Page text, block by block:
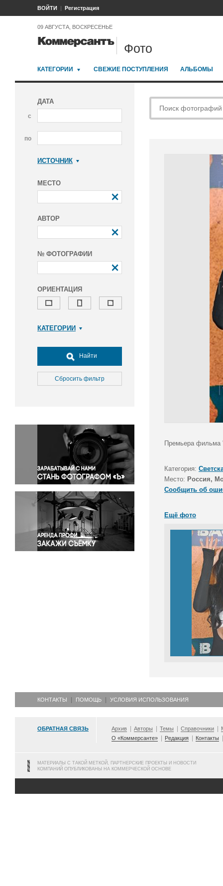
ВОЙТИ Регистрация
09 АВГУСТА, ВОСКРЕСЕНЬЕ
Фото
КАТЕГОРИИ СВЕЖИЕ ПОСТУПЛЕНИЯ АЛЬБОМЫ
ДАТА
с
по
ИСТОЧНИК
МЕСТО
АВТОР
№ ФОТОГРАФИИ
ОРИЕНТАЦИЯ
КАТЕГОРИИ
Досуг, туризм и отдых
Культура
Медицина
Окружающая среда
Политика
Правосудие
Происшествия и конфликты
Религия
Светская жизнь
Спорт
Экология
Экономика и бизнес
Найти
Сбросить фильтр
Премьера фильма
Категория:
Место: Россия,
Сообщить об
Ещё фото
КОНТАКТЫ ПОМОЩЬ УСЛОВИЯ ИСПОЛЬЗОВАНИЯ
ОБРАТНАЯ СВЯЗЬ Архив Авторы Темы Справочники
О «Коммерсанте»
Редакция Контакты
МАТЕРИАЛЫ С ТАКОЙ МЕТКОЙ, ПАРТНЕРСКИЕ ПРОЕКТЫ И НОВОСТИ
КОМПАНИЙ ОПУБЛИКОВАНЫ НА КОММЕРЧЕСКОЙ ОСНОВЕ